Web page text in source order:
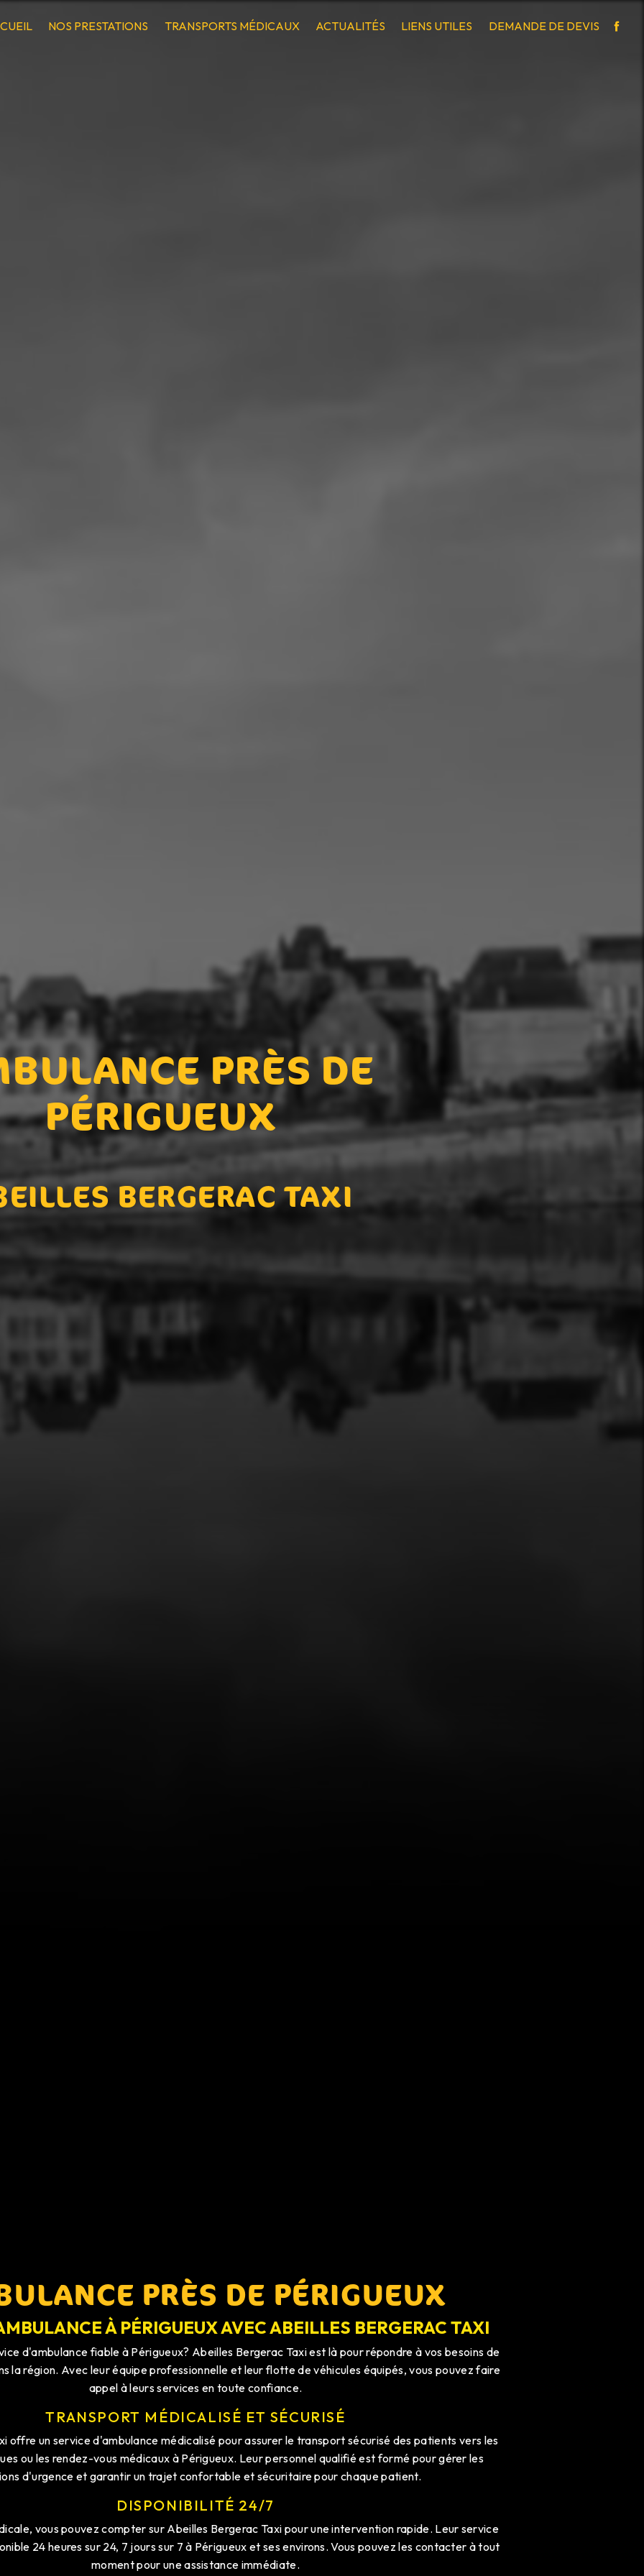
NOS PRESTATIONS TRANSPORTS MÉDICAUX ACTUALITÉS LIENS UTILES DEMANDE DE DEVIS
PRÈS DE
PÉRIGUEUX
BERGERAC TAXI
PRÈS DE PÉRIGUEUX
À PÉRIGUEUX AVEC ABEILLES BERGERAC TAXI
d'ambulance fiable à Périgueux? Abeilles Bergerac Taxi est là pour répondre à vos besoins de
la région. Avec leur équipe professionnelle et leur flotte de véhicules équipés, vous pouvez faire
appel à leurs services en toute confiance.
TRANSPORT MÉDICALISÉ ET SÉCURISÉ
offre un service d'ambulance médicalisé pour assurer le transport sécurisé des patients vers les
ou les rendez-vous médicaux à Périgueux. Leur personnel qualifié est formé pour gérer les
d'urgence et garantir un trajet confortable et sécuritaire pour chaque patient.
DISPONIBILITÉ 24/7
vous pouvez compter sur Abeilles Bergerac Taxi pour une intervention rapide. Leur service
24 heures sur 24, 7 jours sur 7 à Périgueux et ses environs. Vous pouvez les contacter à tout
moment pour une assistance immédiate.